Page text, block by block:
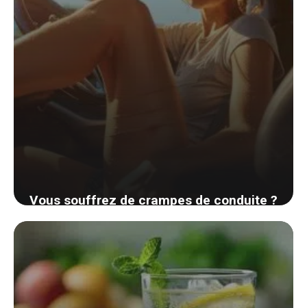
Vous souffrez de crampes de conduite ?
Découvrez des méthodes simples pour y
remédier rapidement
1 septembre 2024